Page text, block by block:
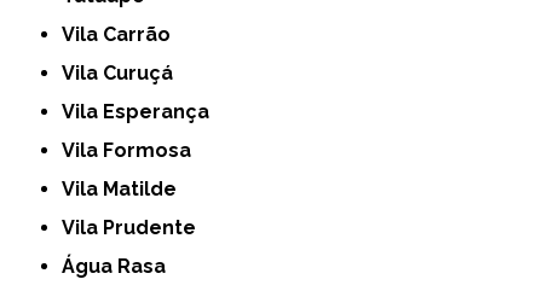
Vila Carrão
Vila Curuçá
Vila Esperança
Vila Formosa
Vila Matilde
Vila Prudente
Água Rasa